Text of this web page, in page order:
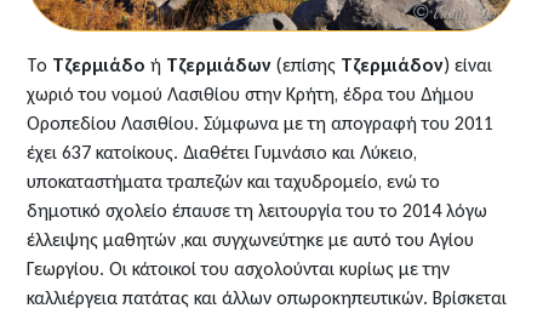
Το Τζερμιάδο ή Τζερμιάδων (επίσης Τζερμιάδον) είναι
χωριό του νομού Λασιθίου στην Κρήτη, έδρα του Δήμου
Οροπεδίου Λασιθίου. Σύμφωνα με τη απογραφή του 2011
έχει 637 κατοίκους. Διαθέτει Γυμνάσιο και Λύκειο,
υποκαταστήματα τραπεζών και ταχυδρομείο, ενώ το
δημοτικό σχολείο έπαυσε τη λειτουργία του το 2014 λόγω
έλλειψης μαθητών ,και συγχωνεύτηκε με αυτό του Αγίου
Γεωργίου. Οι κάτοικοί του ασχολούνται κυρίως με την
καλλιέργεια πατάτας και άλλων οπωροκηπευτικών. Βρίσκεται